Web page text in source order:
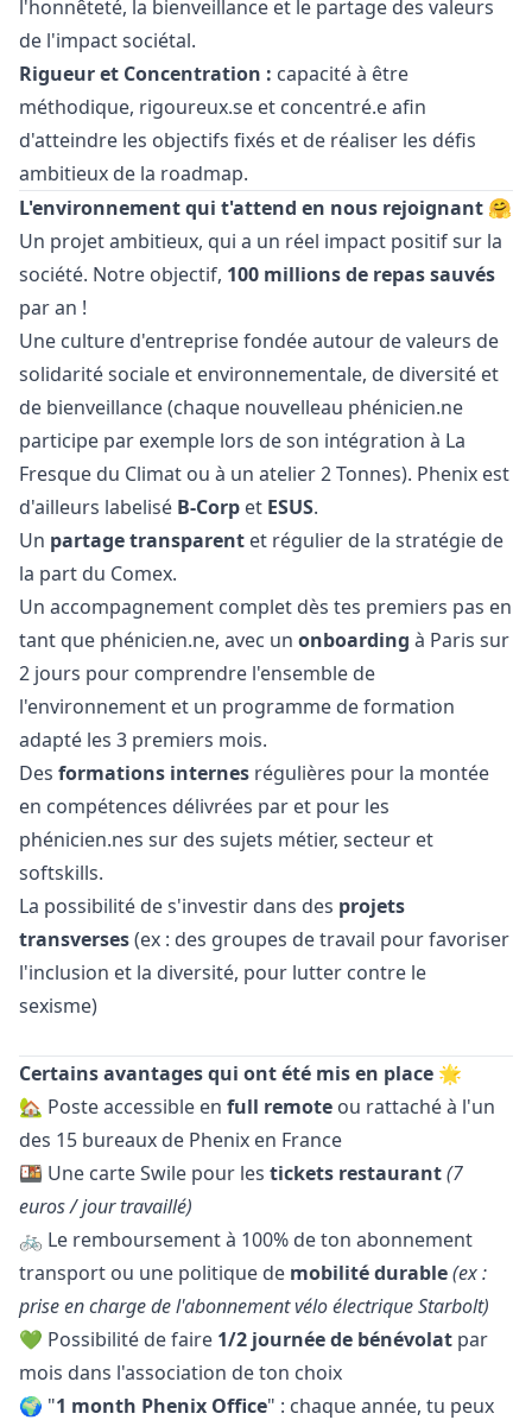
l'honnêteté, la bienveillance et le partage des valeurs
de l'impact sociétal.
Rigueur et Concentration : capacité à être
méthodique, rigoureux.se et concentré.e afin
d'atteindre les objectifs fixés et de réaliser les défis
ambitieux de la roadmap.
L'environnement qui t'attend en nous rejoignant 🤗
Un projet ambitieux, qui a un réel impact positif sur la
société. Notre objectif, 100 millions de repas sauvés
par an !
Une culture d'entreprise fondée autour de valeurs de
solidarité sociale et environnementale, de diversité et
de bienveillance (chaque nouvelleau phénicien.ne
participe par exemple lors de son intégration à La
Fresque du Climat ou à un atelier 2 Tonnes). Phenix est
d'ailleurs labelisé B-Corp et ESUS.
Un partage transparent et régulier de la stratégie de
la part du Comex.
Un accompagnement complet dès tes premiers pas en
tant que phénicien.ne, avec un onboarding à Paris sur
2 jours pour comprendre l'ensemble de
l'environnement et un programme de formation
adapté les 3 premiers mois.
Des formations internes régulières pour la montée
en compétences délivrées par et pour les
phénicien.nes sur des sujets métier, secteur et
softskills.
La possibilité de s'investir dans des projets
transverses(ex : des groupes de travail pour favoriser
l'inclusion et la diversité, pour lutter contre le
sexisme)
Certains avantages qui ont été mis en place 🌟
🏡 Poste accessible en full remote ou rattaché à l'un
des 15 bureaux de Phenix en France
🍱 Une carte Swile pour les tickets restaurant(7
euros / jour travaillé)
🚲 Le remboursement à 100% de ton abonnement
transport ou une politique de mobilité durable(ex :
prise en charge de l'abonnement vélo électrique Starbolt)
💚 Possibilité de faire 1/2 journée de bénévolat par
mois dans l'association de ton choix
🌍 "1 month Phenix Office" : chaque année, tu peux